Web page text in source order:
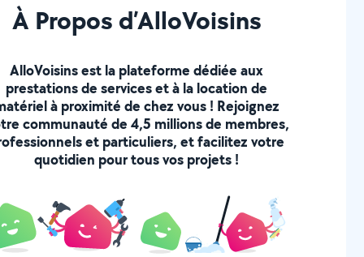
À Propos d’AlloVoisins
AlloVoisins est la plateforme dédiée aux
prestations de services et à la location de
à proximité de chez vous ! Rejoignez
communauté de 4,5 millions de membres,
et particuliers, et facilitez votre
quotidien pour tous vos projets !